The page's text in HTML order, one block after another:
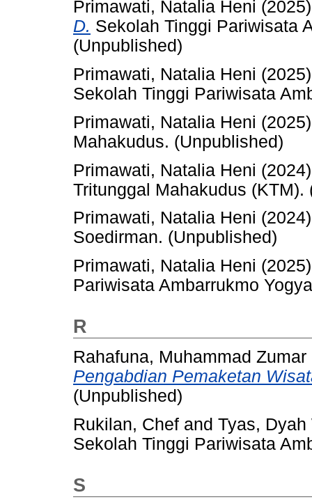
Primawati, Natalia Heni
D. Sekolah Tinggi Pariwisata
(Unpublished)
Primawati, Natalia Heni
Sekolah Tinggi Pariwisata
Primawati, Natalia Heni
Mahakudus. (Unpublished)
Primawati, Natalia Heni
Tritunggal Mahakudus (KTM).
Primawati, Natalia Heni
Soedirman. (Unpublished)
Primawati, Natalia Heni
Pariwisata Ambarrukmo
R
Rahafuna, Muhammad Zumar
Pengabdian Pemaketan
(Unpublished)
Rukilan, Chef and Tyas, Dyah
Sekolah Tinggi Pariwisata
S